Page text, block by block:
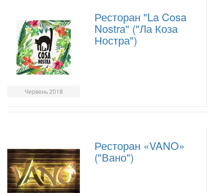
Червень 2018
Ресторан "La Cosa
Nostra" ("Ла Коза
Ностра")
Ресторан «VANO»
("Вано")